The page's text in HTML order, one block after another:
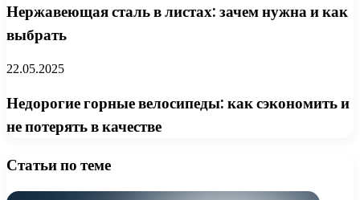
Нержавеющая сталь в листах: зачем нужна и как
выбрать
22.05.2025
Недорогие горные велосипеды: как сэкономить и
не потерять в качестве
Статьи по теме